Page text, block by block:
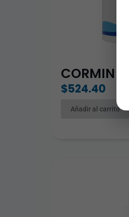
CORMIN
$524.40
Añadir al carrito